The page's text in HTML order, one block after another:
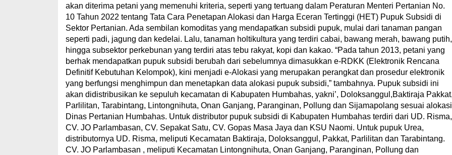
akan diterima petani yang memenuhi kriteria, seperti yang tertuang dalam Peraturan Menteri Pertanian No.
10 Tahun 2022 tentang Tata Cara Penetapan Alokasi dan Harga Eceran Tertinggi (HET) Pupuk Subsidi di
Sektor Pertanian. Ada sembilan komoditas yang mendapatkan subsidi pupuk, mulai dari tanaman pangan
seperti padi, jagung dan kedelai. Lalu, tanaman holtikultura yang terdiri cabai, bawang merah, bawang putih,
hingga subsektor perkebunan yang terdiri atas tebu rakyat, kopi dan kakao. “Pada tahun 2013, petani yang
berhak mendapatkan pupuk subsidi berubah dari sebelumnya dimasukkan e-RDKK (Elektronik Rencana
Definitif Kebutuhan Kelompok), kini menjadi e-Alokasi yang merupakan perangkat dan prosedur elektronik
yang berfungsi menghimpun dan menetapkan data alokasi pupuk subsidi,” tambahnya. Pupuk subsidi ini
akan didistribusikan ke sepuluh kecamatan di Kabupaten Humbahas, yakni’, Doloksanggul,Baktiraja
Parlilitan, Tarabintang, Lintongnihuta, Onan Ganjang, Paranginan, Pollung dan Sijamapolang sesuai alokasi
Dinas Pertanian Humbahas. Untuk distributor pupuk subsidi di Kabupaten Humbahas terdiri dari UD. Risma,
CV. JO Parlambasan, CV. Sepakat Satu, CV. Gopas Masa Jaya dan KSU Naomi. Untuk pupuk Urea,
distributornya UD. Risma, meliputi Kecamatan Baktiraja, Doloksanggul, Pakkat, Parlilitan dan Tarabintang.
CV. JO Parlambasan , meliputi Kecamatan Lintongnihuta, Onan Ganjang, Paranginan, Pollung dan